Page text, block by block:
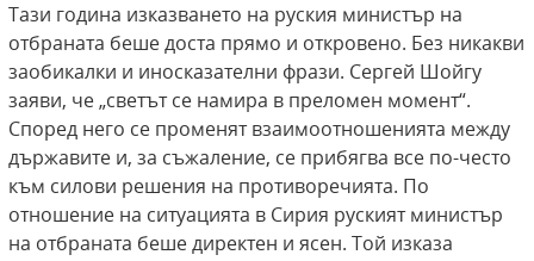
Тази година изказването на руския министър на
отбраната беше доста прямо и откровено. Без никакви
заобикалки и иносказателни фрази. Сергей Шойгу
заяви, че „светът се намира в преломен момент“.
Според него се променят взаимоотношенията между
държавите и, за съжаление, се прибягва все по-често
към силови решения на противоречията. По
отношение на ситуацията в Сирия руският министър
на отбраната беше директен и ясен. Той изказа